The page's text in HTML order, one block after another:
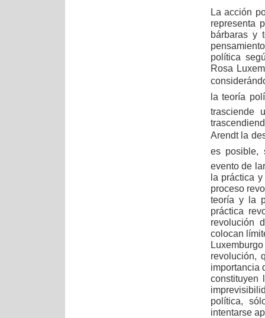
La acción
representa
bárbaras y
política
Rosa
la teoría
trasciende
Arendt la
es
evento de
la práctica
proceso
teoría y la
práctica
revolución
colocan
revolución,
importancia
constituyen
política,
intentarse